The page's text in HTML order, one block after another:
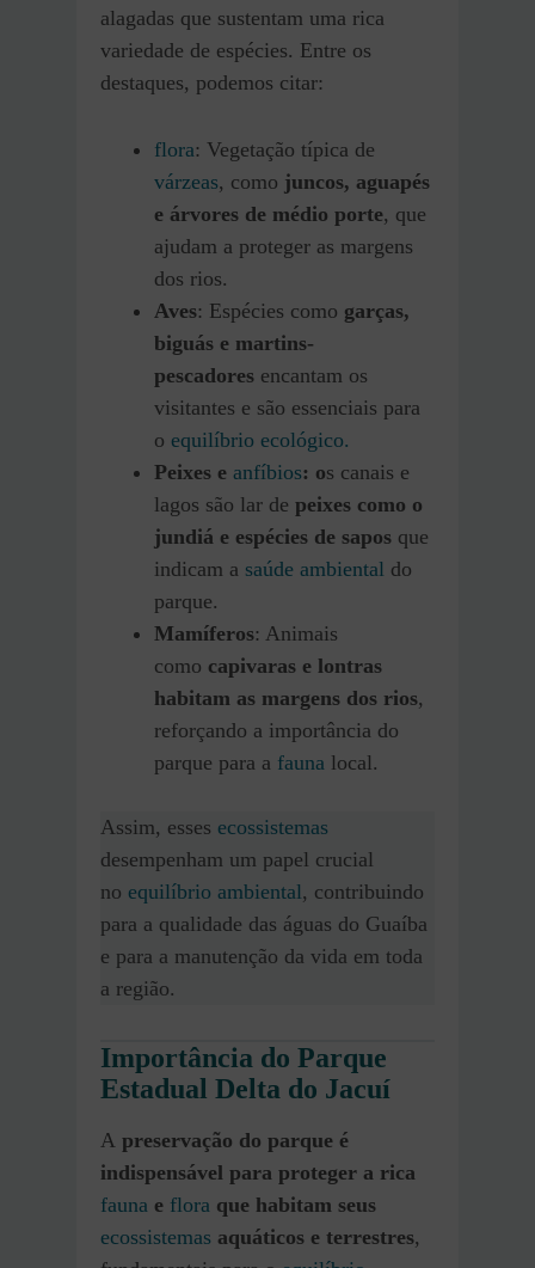
alagadas que sustentam uma rica
variedade de espécies. Entre os
destaques, podemos citar:
flora: Vegetação típica de
várzeas, como juncos, aguapés
e árvores de médio porte, que
ajudam a proteger as margens
dos rios.
Aves: Espécies como garças,
biguás e martins-
pescadores encantam os
visitantes e são essenciais para
o equilíbrio ecológico.
Peixes e anfíbios: os canais e
lagos são lar de peixes como o
jundiá e espécies de sapos que
indicam a saúde ambiental do
parque.
Mamíferos: Animais
como capivaras e lontras
habitam as margens dos rios,
reforçando a importância do
parque para a fauna local.
Assim, esses ecossistemas
desempenham um papel crucial
no equilíbrio ambiental, contribuindo
para a qualidade das águas do Guaíba
e para a manutenção da vida em toda
a região.
Importância do Parque
Estadual Delta do Jacuí
A preservação do parque é
indispensável para proteger a rica
fauna e flora que habitam seus
ecossistemas aquáticos e terrestres,